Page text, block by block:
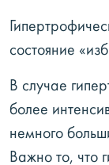
состояние
В случае
более
немного
Важно то, что